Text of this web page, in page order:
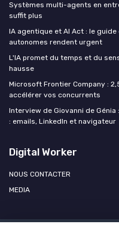
Systèmes multi-agents en
suffit plus
IA agentique et AI Act : le
autonomes rendent urgent
L'IA promet du temps et du
hausse
Microsoft Frontier Company :
accélérer vos concurrents
Interview de Giovanni de Génia
: emails, LinkedIn et navigateur
Digital Worker
NOUS CONTACTER
MEDIA